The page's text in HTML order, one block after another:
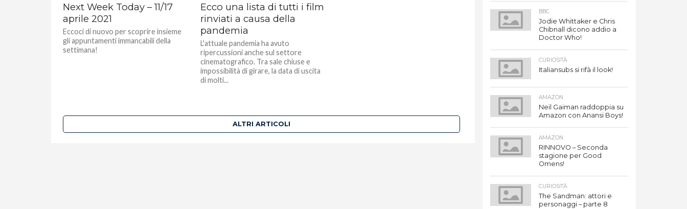
Next Week Today – 11/17
aprile 2021
Eccoci di nuovo per scoprire insieme
gli appuntamenti immancabili della
settimana!
Ecco una lista di tutti i film
rinviati a causa della
pandemia
L'attuale pandemia ha avuto
ripercussioni anche sul settore
cinematografico. Tra sale chiuse e
impossibilità di girare, la data di uscita
di molti...
ALTRI ARTICOLI
BBC
Jodie Whittaker e Chris
Chibnall dicono addio a
Doctor Who!
CURIOSITÀ
Italiansubs si rifà il look!
AMAZON
Neil Gaiman raddoppia su
Amazon con Anansi Boys!
AMAZON
RINNOVO – Seconda
stagione per Good
Omens!
CURIOSITÀ
The Sandman: attori e
personaggi – parte 8